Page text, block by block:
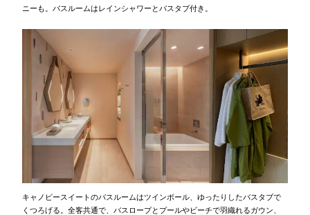
ニーも。バスルームはレインシャワーとバスタブ付き。
キャノピースイートのバスルームはツインボール、ゆったりしたバスタブで
くつろげる。全客共通で、バスロープとプールやビーチで羽織れるガウン、